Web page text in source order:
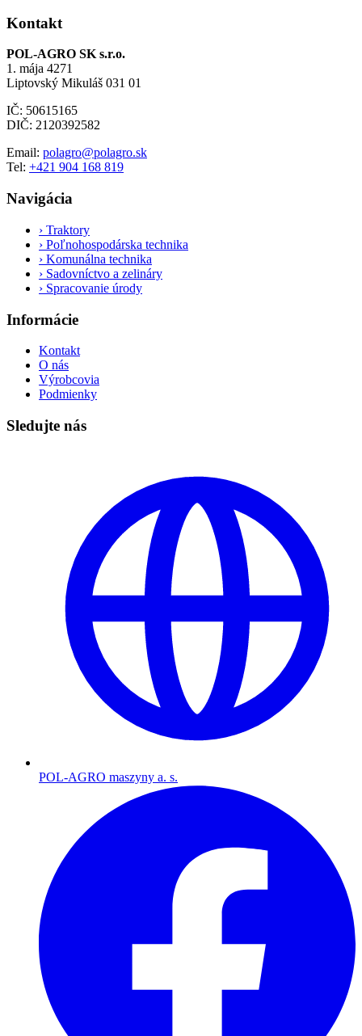
Kontakt
POL-AGRO SK s.r.o.
1. mája 4271
Liptovský Mikuláš 031 01
IČ: 50615165
DIČ: 2120392582
Email: polagro@polagro.sk
Tel: +421 904 168 819
Navigácia
› Traktory
› Poľnohospodárska technika
› Komunálna technika
› Sadovníctvo a zelináry
› Spracovanie úrody
Informácie
Kontakt
O nás
Výrobcovia
Podmienky
Sledujte nás
POL-AGRO maszyny a. s.